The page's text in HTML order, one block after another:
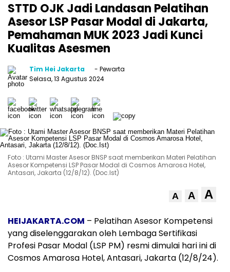
STTD OJK Jadi Landasan Pelatihan
Asesor LSP Pasar Modal di Jakarta,
Pemahaman MUK 2023 Jadi Kunci
Kualitas Asesmen
Tim Hei Jakarta
- Pewarta
Selasa, 13 Agustus 2024
Foto : Utami Master Asesor BNSP saat memberikan Materi Pelatihan
Asesor Kompetensi LSP Pasar Modal di Cosmos Amarosa Hotel,
Antasari, Jakarta (12/8/12). (Doc.Ist)
A A A
HEIJAKARTA.COM – Pelatihan Asesor Kompetensi
yang diselenggarakan oleh Lembaga Sertifikasi
Profesi Pasar Modal (LSP PM) resmi dimulai hari ini di
Cosmos Amarosa Hotel, Antasari, Jakarta (12/8/24).